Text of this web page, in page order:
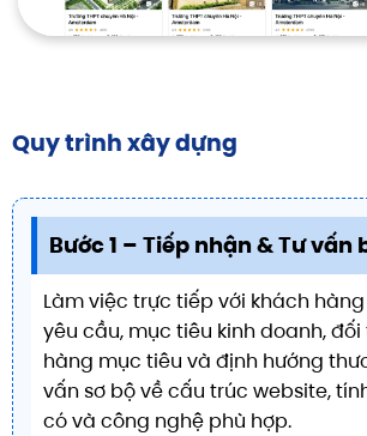
Quy trình xây dựng
Bước 1 – Tiếp nhận & Tư vấn
Làm việc trực tiếp với khách
yêu cầu, mục tiêu kinh doanh,
hàng mục tiêu và định hướng
vấn sơ bộ về cấu trúc website,
có và công nghệ phù hợp.